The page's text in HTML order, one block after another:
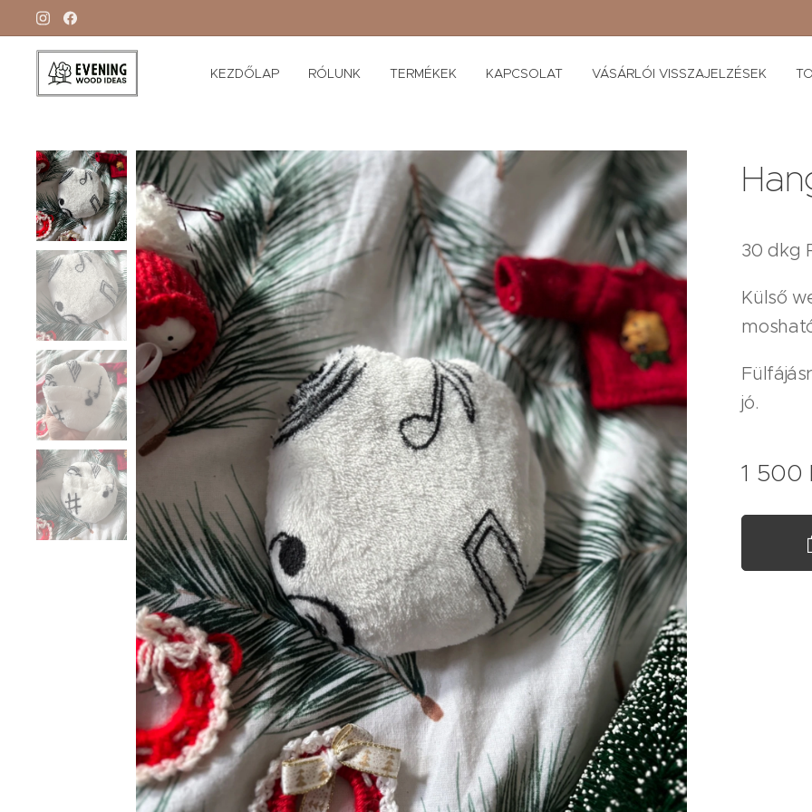
KEZDŐLAP RÓLUNK TERMÉKEK KAPCSOLAT VÁSÁRLÓI VISSZAJELZÉSEK
30 dkg
Külső
jó.
1 500